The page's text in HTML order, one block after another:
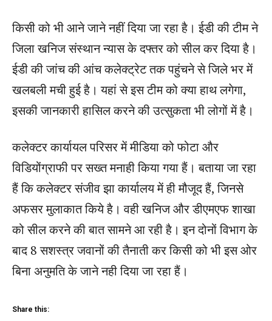
किसी को भी आने जाने नहीं दिया जा रहा है। ईडी की टीम ने
जिला खनिज संस्थान न्यास के दफ्तर को सील कर दिया है।
ईडी की जांच की आंच कलेक्ट्रेट तक पहुंचने से जिले भर में
खलबली मची हुई है। यहां से इस टीम को क्या हाथ लगेगा,
इसकी जानकारी हासिल करने की उत्सुकता भी लोगों में है।
कलेक्टर कार्यायल परिसर में मीडिया को फोटा और
विडियोंग्राफी पर सख्त मनाही किया गया हैं। बताया जा रहा
हैं कि कलेक्टर संजीव झा कार्यालय में ही मौजूद हैं, जिनसे
अफसर मुलाकात किये है। वही खनिज और डीएमएफ शाखा
को सील करने की बात सामने आ रही है। इन दोनों विभाग के
बाद 8 सशस्त्र जवानों की तैनाती कर किसी को भी इस ओर
बिना अनुमति के जाने नही दिया जा रहा हैं।
Share this: